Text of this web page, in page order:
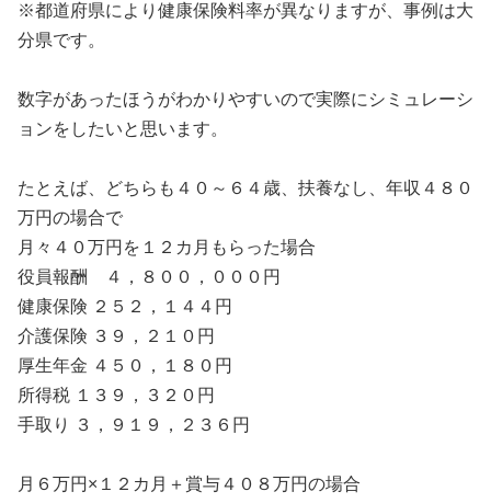
※都道府県により健康保険料率が異なりますが、事例は大
分県です。
数字があったほうがわかりやすいので実際にシミュレーシ
ョンをしたいと思います。
たとえば、どちらも４０～６４歳、扶養なし、年収４８０
万円の場合で
月々４０万円を１２カ月もらった場合
役員報酬 ４，８００，０００円
健康保険 ２５２，１４４円
介護保険 ３９，２１０円
厚生年金 ４５０，１８０円
所得税 １３９，３２０円
手取り ３，９１９，２３６円
月６万円×１２カ月＋賞与４０８万円の場合